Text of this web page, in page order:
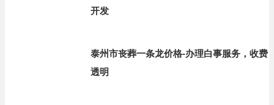
开发
泰州市丧葬一条龙价格-办理白事服务，收费
透明